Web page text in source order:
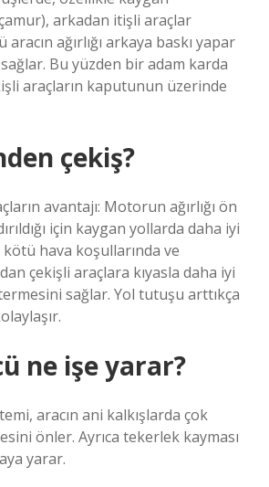
arkadan itişli araçlar
aracın ağırlığı arkaya baskı yapar
Bu yüzden bir adam karda
araçların kaputunun üzerinde
çekiş?
avantajı: Motorun ağırlığı ön
için kaygan yollarda daha iyi
hava koşullarında ve
çekişli araçlara kıyasla daha iyi
sağlar. Yol tutuşu arttıkça
ne işe yarar?
aracın ani kalkışlarda çok
önler. Ayrıca tekerlek kayması
yarar.